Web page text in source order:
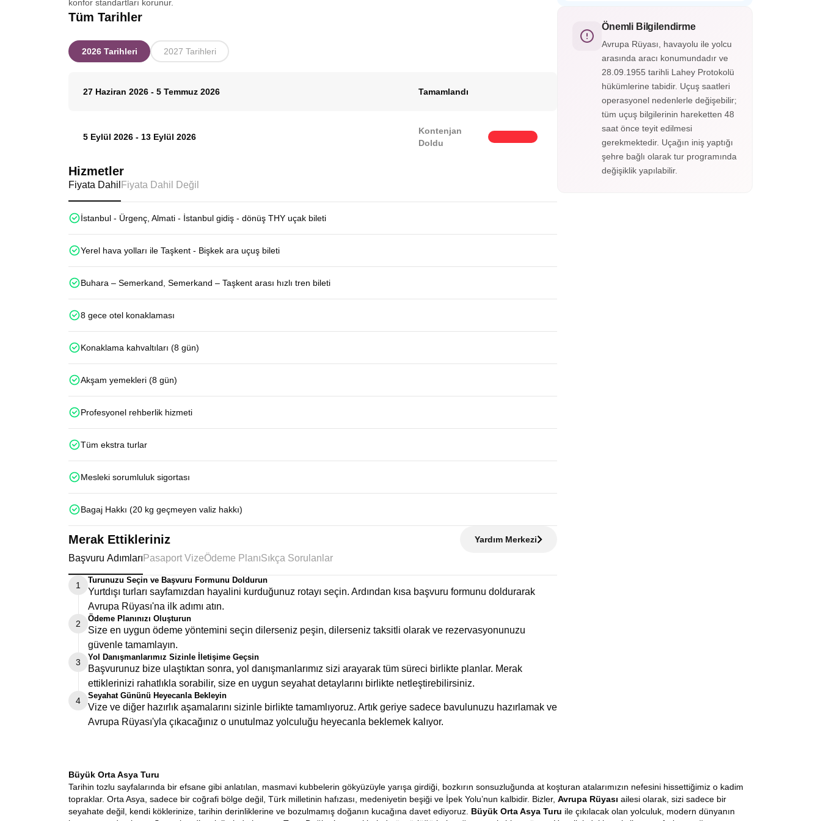
konfor standartları korunur.
Tüm Tarihler
2026 Tarihleri 2027 Tarihleri
27 Haziran 2026 - 5 Temmuz 2026 Tamamlandı
5 Eylül 2026 - 13 Eylül 2026
Kontenjan
Doldu
Hizmetler
Fiyata Dahil Fiyata Dahil Değil
İstanbul - Ürgenç, Almati - İstanbul gidiş - dönüş THY uçak bileti
Yerel hava yolları ile Taşkent - Bişkek ara uçuş bileti
Buhara – Semerkand, Semerkand – Taşkent arası hızlı tren bileti
8 gece otel konaklaması
Konaklama kahvaltıları (8 gün)
Akşam yemekleri (8 gün)
Profesyonel rehberlik hizmeti
Tüm ekstra turlar
Mesleki sorumluluk sigortası
Bagaj Hakkı (20 kg geçmeyen valiz hakkı)
Merak Ettikleriniz Yardım Merkezi
Başvuru Adımları Pasaport VizeÖdeme Planı Sıkça Sorulanlar
1
Turunuzu Seçin ve Başvuru Formunu Doldurun
Yurtdışı turları sayfamızdan hayalini kurduğunuz rotayı seçin. Ardından kısa başvuru formunu doldurarak
Avrupa Rüyası'na ilk adımı atın.
2
Ödeme Planınızı Oluşturun
Size en uygun ödeme yöntemini seçin dilerseniz peşin, dilerseniz taksitli olarak ve rezervasyonunuzu
güvenle tamamlayın.
3
Yol Danışmanlarımız Sizinle İletişime Geçsin
Başvurunuz bize ulaştıktan sonra, yol danışmanlarımız sizi arayarak tüm süreci birlikte planlar. Merak
ettiklerinizi rahatlıkla sorabilir, size en uygun seyahat detaylarını birlikte netleştirebilirsiniz.
4
Seyahat Gününü Heyecanla Bekleyin
Vize ve diğer hazırlık aşamalarını sizinle birlikte tamamlıyoruz. Artık geriye sadece bavulunuzu hazırlamak ve
Avrupa Rüyası'yla çıkacağınız o unutulmaz yolculuğu heyecanla beklemek kalıyor.
hava müzesidir. Geleneksel yurtlar, el
sanatları gösterileri ve halk danslarıyla Orta
Asya tarihine yolculuk sunar.
Önemli Bilgilendirme
Avrupa Rüyası, havayolu ile yolcu
arasında aracı konumundadır ve
28.09.1955 tarihli Lahey Protokolü
hükümlerine tabidir. Uçuş saatleri
operasyonel nedenlerle değişebilir;
tüm uçuş bilgilerinin hareketten 48
saat önce teyit edilmesi
gerekmektedir. Uçağın iniş yaptığı
şehre bağlı olarak tur programında
değişiklik yapılabilir.
Büyük Orta Asya Turu
Tarihin tozlu sayfalarında bir efsane gibi anlatılan, masmavi kubbelerin gökyüzüyle yarışa girdiği, bozkırın sonsuzluğunda at koşturan atalarımızın nefesini hissettiğimiz o kadim
topraklar. Orta Asya, sadece bir coğrafi bölge değil, Türk milletinin hafızası, medeniyetin beşiği ve İpek Yolu’nun kalbidir. Bizler, Avrupa Rüyası ailesi olarak, sizi sadece bir
seyahate değil, kendi köklerinize, tarihin derinliklerine ve bozulmamış doğanın kucağına davet ediyoruz. Büyük Orta Asya Turu ile çıkılacak olan yolculuk, modern dünyanın